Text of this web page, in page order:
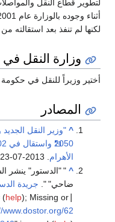
لكنها لم تنفذ بعد استقالته من
وزارة النقل في
أختير وزيراً للنقل في حكومة
المصادر
^ "وزير النقل
2050 واستقال في 2002 عقب حادث قطار الصعيد"
الأهرام
^
" "الدستور" ينشر
ضاحي" ". جريدة
(help); Missing or
www.dostor.org/62